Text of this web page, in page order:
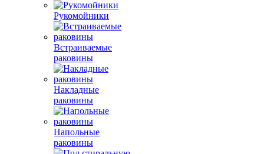
Рукомойники
Встраиваемые
раковины
Накладные
раковины
Напольные
раковины